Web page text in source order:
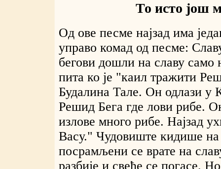
То исто још
Од ове песме најзад има
управо комад од песме:
бегови дошли на славу
пита ко је "каил тражити
Будалина Тале. Он одлази у
Решид Бега где лови рибе.
излове много рибе. Најзад
Васу." Чудовиште кидише
посрамљени се врате на
разбије и свеће се погасе.